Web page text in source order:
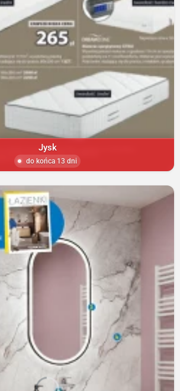
Jysk
do końca 13 dni